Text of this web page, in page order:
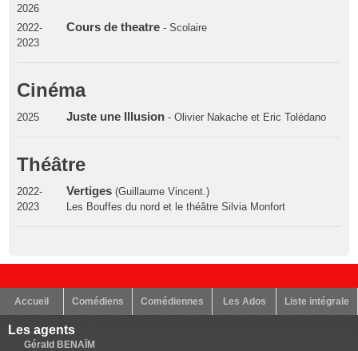
2026
2022-
2023
Cours de theatre- Scolaire
Cinéma
2025 Juste une Illusion- Olivier Nakache et Eric Tolédano
Théâtre
2022-
2023
Vertiges(Guillaume Vincent.)
Les Bouffes du nord et le théâtre Silvia Monfort
Accueil Comédiens Comédiennes Les Ados Liste intégrale
Les agents
Gérald BENAÏM